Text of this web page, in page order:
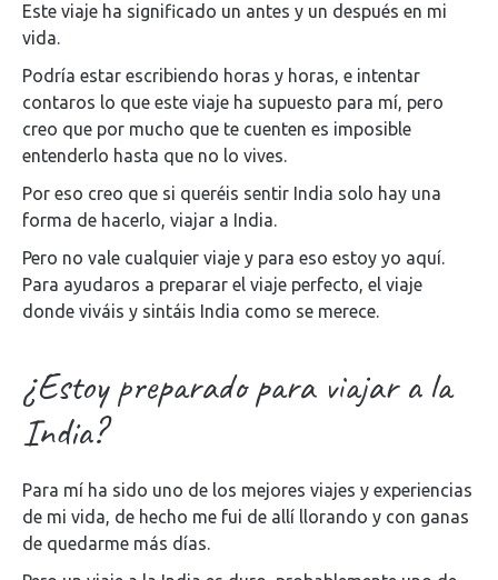
Este viaje ha significado un antes y un después en mi
vida.
Podría estar escribiendo horas y horas, e intentar
contaros lo que este viaje ha supuesto para mí, pero
creo que por mucho que te cuenten es imposible
entenderlo hasta que no lo vives.
Por eso creo que si queréis sentir India solo hay una
forma de hacerlo, viajar a India.
Pero no vale cualquier viaje y para eso estoy yo aquí.
Para ayudaros a preparar el viaje perfecto, el viaje
donde viváis y sintáis India como se merece.
¿Estoy preparado para viajar a la
India?
Para mí ha sido uno de los mejores viajes y experiencias
de mi vida, de hecho me fui de allí llorando y con ganas
de quedarme más días.